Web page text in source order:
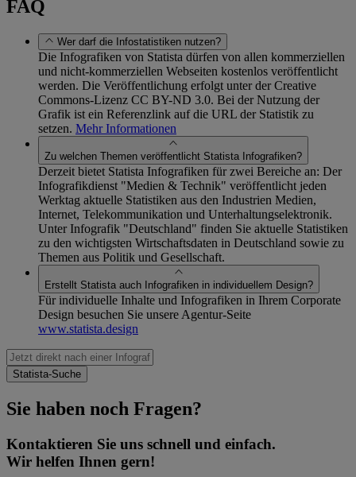
FAQ
Wer darf die Infostatistiken nutzen?
Die Infografiken von Statista dürfen von allen kommerziellen
und nicht-kommerziellen Webseiten kostenlos veröffentlicht
werden. Die Veröffentlichung erfolgt unter der Creative
Commons-Lizenz CC BY-ND 3.0. Bei der Nutzung der
Grafik ist ein Referenzlink auf die URL der Statistik zu
setzen. Mehr Informationen
Zu welchen Themen veröffentlicht Statista Infografiken?
Derzeit bietet Statista Infografiken für zwei Bereiche an: Der
Infografikdienst "Medien & Technik" veröffentlicht jeden
Werktag aktuelle Statistiken aus den Industrien Medien,
Internet, Telekommunikation und Unterhaltungselektronik.
Unter Infografik "Deutschland" finden Sie aktuelle Statistiken
zu den wichtigsten Wirtschaftsdaten in Deutschland sowie zu
Themen aus Politik und Gesellschaft.
Erstellt Statista auch Infografiken in individuellem Design?
Für individuelle Inhalte und Infografiken in Ihrem Corporate
Design besuchen Sie unsere Agentur-Seite
www.statista.design
Sie haben noch Fragen?
Kontaktieren Sie uns schnell und einfach.
Wir helfen Ihnen gern!